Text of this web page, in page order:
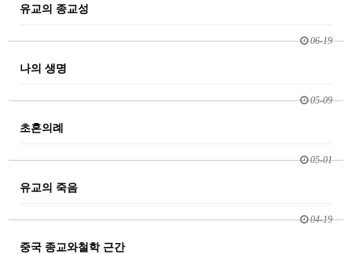
유교의 종교성
06-19
나의 생명
05-09
초혼의례
05-01
유교의 죽음
04-19
중국 종교와철학 근간